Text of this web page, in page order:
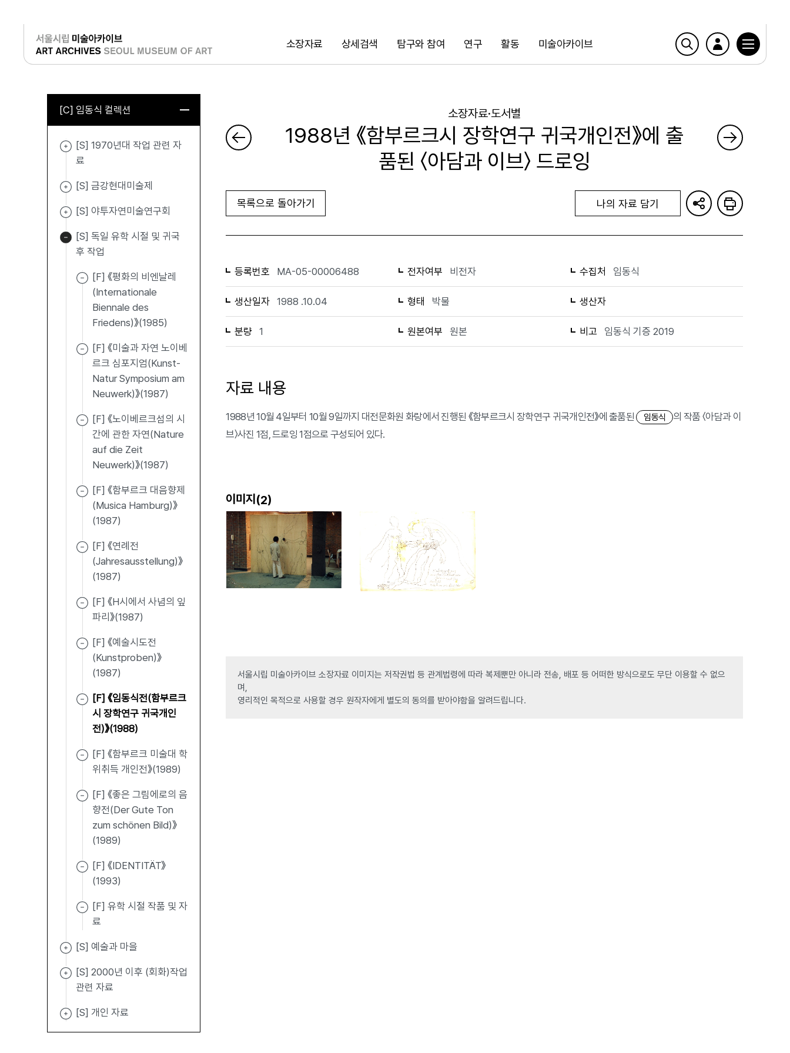
소장자료 상세검색 탐구와 참여 연구 활동 미술아카이브
검색
로그인
[C] 임동식 컬렉션
[S] 1970년대 작업 관련 자
료
[S] 금강현대미술제
[S] 야투자연미술연구회
[S] 독일 유학 시절 및 귀국
후 작업
[F] 《평화의 비엔날레
(Internationale
Biennale des
Friedens)》(1985)
[F] 《미술과 자연 노이베
르크 심포지엄(Kunst-
Natur Symposium am
Neuwerk)》(1987)
[F] 《노이베르크섬의 시
간에 관한 자연(Nature
auf die Zeit
Neuwerk)》(1987)
[F] 《함부르크 대음향제
(Musica Hamburg)》
(1987)
[F] 《연례전
(Jahresausstellung)》
(1987)
[F] 《H시에서 사념의 잎
파리》(1987)
[F] 《예술시도전
(Kunstproben)》
(1987)
[F] 《임동식전(함부르크
시 장학연구 귀국개인
전)》(1988)
[F] 《함부르크 미술대 학
위취득 개인전》(1989)
[F] 《좋은 그림에로의 음
향전(Der Gute Ton
zum schönen Bild)》
(1989)
[F] 《IDENTITÄT》
(1993)
[F] 유학 시절 작품 및 자
료
[S] 예술과 마을
[S] 2000년 이후 (회화)작업
관련 자료
[S] 개인 자료
소장자료·도서별
1988년 《함부르크시 장학연구 귀국개인전》에 출
품된 〈아담과 이브〉 드로잉
목록으로 돌아가기 나의 자료 담기
등록번호 MA-05-00006488 전자여부 비전자 수집처 임동식
생산일자 1988 .10.04 형태 박물 생산자
분량 1 원본여부 원본 비고 임동식 기증 2019
자료 내용
1988년 10월 4일부터 10월 9일까지 대전문화원 화랑에서 진행된 《함부르크시 장학연구 귀국개인전》에 출품된 임동식
의 작품 〈아담과 이
브〉사진 1점, 드로잉 1점으로 구성되어 있다.
이미지(2)
서울시립 미술아카이브 소장자료 이미지는 저작권법 등 관계법령에 따라 복제뿐만 아니라 전송, 배포 등 어떠한 방식으로도 무단 이용할 수 없으
며,
영리적인 목적으로 사용할 경우 원작자에게 별도의 동의를 받아야함을 알려드립니다.